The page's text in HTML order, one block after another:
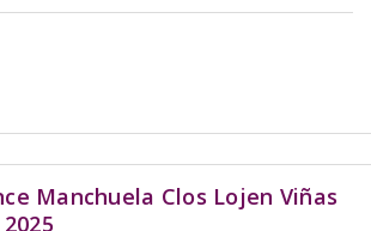
Manchuela Clos Lojen Viñas